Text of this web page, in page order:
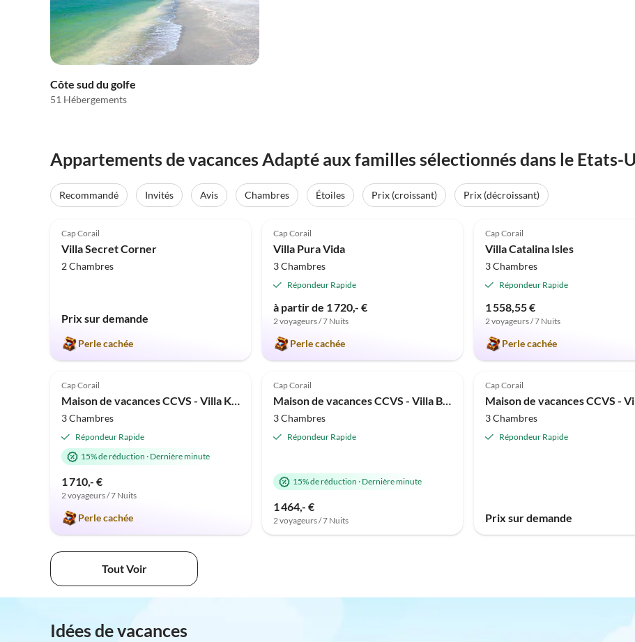
Côte sud du golfe
51 Hébergements
Appartements de vacances Adapté aux familles sélectionnés dans le Etats-
Recommandé Invités Avis Chambres Étoiles Prix (croissant)
Prix (décroissant)
Cap Corail
Villa Secret Corner
2 Chambres
Prix sur demande
Perle cachée
Meilleure
Annonce
Cap Corail
Villa Pura Vida
3 Chambres
Répondeur Rapide
à partir de 1 720,- €
2 voyageurs / 7 Nuits
Perle cachée
Cap Corail
Villa Catalina Isles
3 Chambres
Répondeur Rapide
1 558,55 €
2 voyageurs / 7 Nuits
Perle cachée
5.0 (1)
Cap Corail
Maison de vacances CCVS - Villa Kara Toscane
3 Chambres
Répondeur Rapide
15% de réduction · Dernière minute
1 710,- €
2 voyageurs / 7 Nuits
Perle cachée
Cap Corail
Maison de vacances CCVS - Villa Blue Lagoon
3 Chambres
Répondeur Rapide
15% de réduction · Dernière minute
1 464,- €
2 voyageurs / 7 Nuits
Cap Corail
3 Chambres
Répondeur Rapide
Prix sur demande
Tout Voir
Idées de vacances